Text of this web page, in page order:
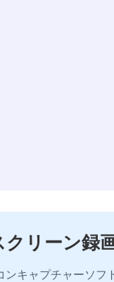
リーン録
ンキャプチャーソフ